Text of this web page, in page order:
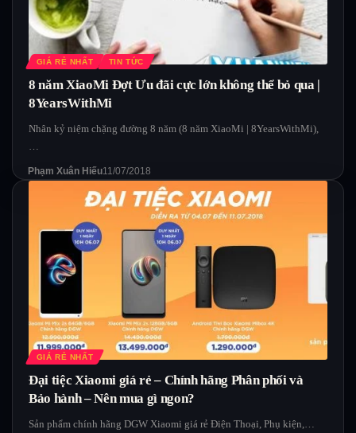
GIÁ RẺ NHẤT TIN TỨC
8 năm XiaoMi Đợt Ưu đãi cực lớn không thể bỏ qua |
8YearsWithMi
Nhân kỷ niệm chặng đường 8 năm (8 năm XiaoMi | 8YearsWithMi),
Phạm Xuân Hiếu11/07/2018
GIÁ RẺ NHẤT
Đại tiệc Xiaomi giá rẻ – Chính hãng Phân phối và
Bảo hành – Nên mua gì ngon?
Sản phẩm chính hãng DGW Xiaomi giá rẻ Điện Thoại, Phụ kiện,…